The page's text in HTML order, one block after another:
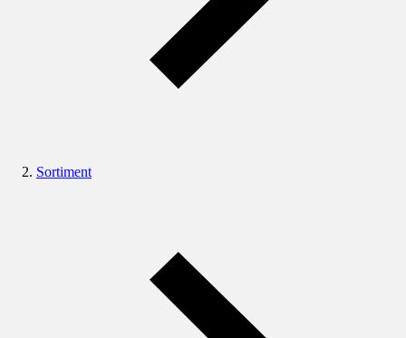
Sortiment